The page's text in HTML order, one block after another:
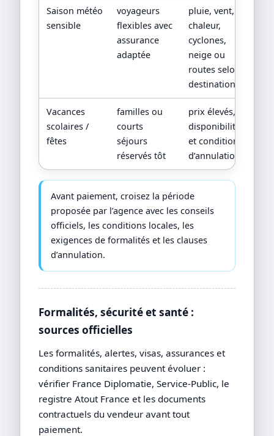
Saison météo
sensible
voyageurs
flexibles avec
assurance
adaptée
pluie, vent,
chaleur,
cyclones,
neige ou
routes selon
destination
Vacances
scolaires /
fêtes
familles ou
courts
séjours
réservés tôt
prix élevés,
disponibilités
et conditions
d’annulation
Avant paiement, croisez la période
proposée par l’agence avec les conseils
officiels, les conditions locales, les
exigences de formalités et les clauses
d’annulation.
Formalités, sécurité et santé :
sources officielles
Les formalités, alertes, visas, assurances et
conditions sanitaires peuvent évoluer :
vérifier France Diplomatie, Service-Public, le
registre Atout France et les documents
contractuels du vendeur avant tout
paiement.